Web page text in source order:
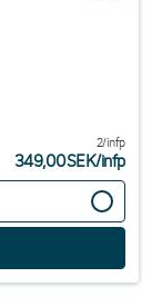
2/infp
349,00SEK/infp